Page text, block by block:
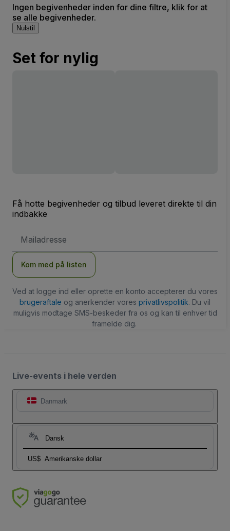
Ingen begivenheder inden for dine filtre, klik for at
se alle begivenheder.
Nulstil
Set for nylig
Få hotte begivenheder og tilbud leveret direkte til din
indbakke
adresse
Kom med på listen
Ved at logge ind eller oprette en konto accepterer du vores
brugeraftale og anerkender vores privatlivspolitik. Du vil
muligvis modtage SMS-beskeder fra os og kan til enhver tid
framelde dig.
Live-events i hele verden
Danmark
Dansk
US$ Amerikanske dollar